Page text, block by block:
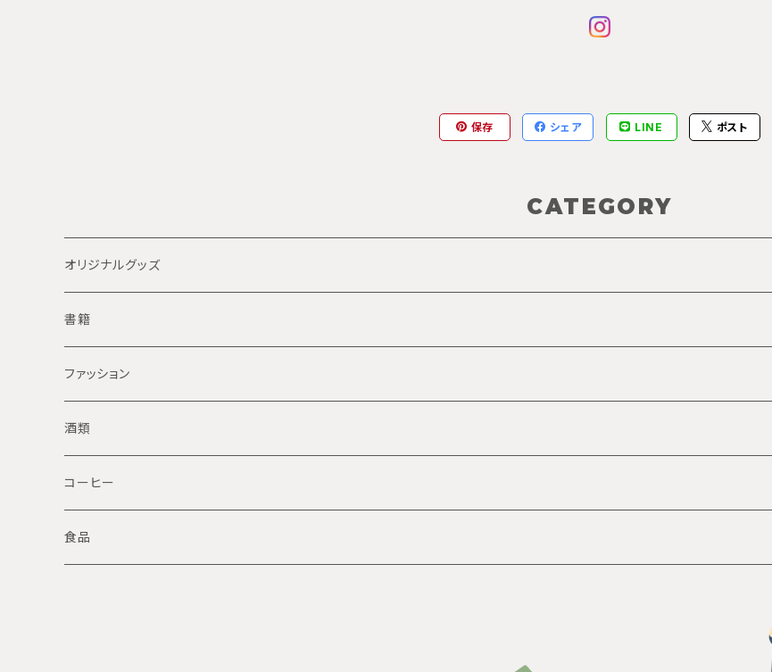
保存 シェア LINE ポスト
CATEGORY
オリジナルグッズ
バッジ
手拭い
書籍
太郎平小屋関連書籍
ガイド史
登山
ファッション
酒類
コーヒー
ドリップパックコーヒー
食品